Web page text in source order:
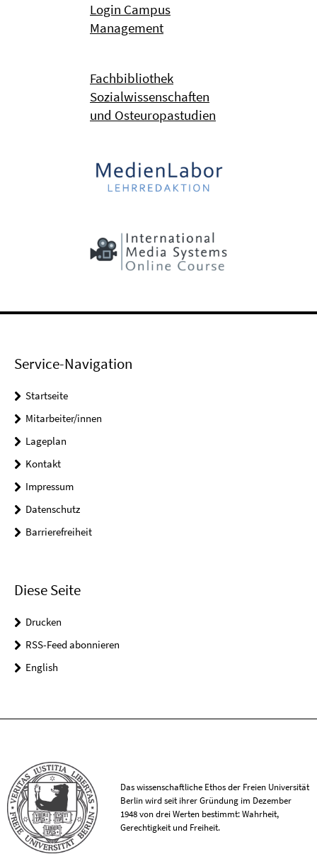
Login Campus
Management
Fachbibliothek
Sozialwissenschaften
und Osteuropastudien
Service-Navigation
Startseite
Mitarbeiter/innen
Lageplan
Kontakt
Impressum
Datenschutz
Barrierefreiheit
Diese Seite
Drucken
RSS-Feed abonnieren
English
Das wissenschaftliche Ethos der Freien Universität
Berlin wird seit ihrer Gründung im Dezember
1948 von drei Werten bestimmt: Wahrheit,
Gerechtigkeit und Freiheit.